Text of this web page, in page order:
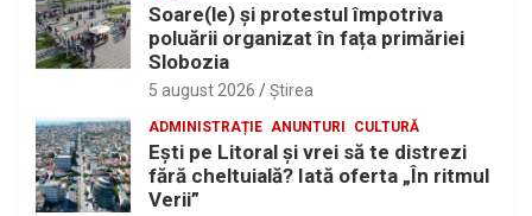
Soare(le) și protestul împotriva
poluării organizat în fața primăriei
Slobozia
5 august 2026 Ştirea
ADMINISTRAȚIE ANUNTURI CULTURĂ
Eşti pe Litoral şi vrei să te distrezi
fără cheltuială? Iată oferta „În ritmul
Verii”